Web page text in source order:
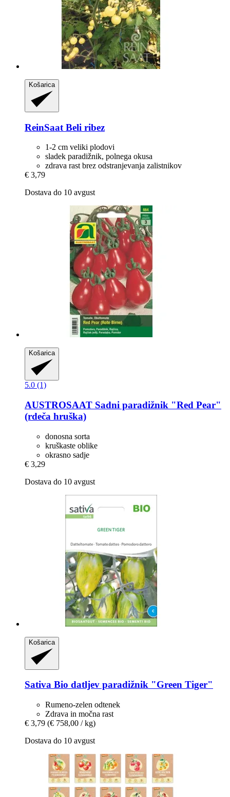
Košarica
ReinSaat Beli ribez
1-2 cm veliki plodovi
sladek paradižnik, polnega okusa
zdrava rast brez odstranjevanja zalistnikov
€ 3,79
Dostava do 10 avgust
Košarica
5.0 (1)
AUSTROSAAT Sadni paradižnik "Red Pear"
(rdeča hruška)
donosna sorta
kruškaste oblike
okrasno sadje
€ 3,29
Dostava do 10 avgust
Košarica
Sativa Bio datljev paradižnik "Green Tiger"
Rumeno-zelen odtenek
Zdrava in močna rast
€ 3,79 (€ 758,00 / kg)
Dostava do 10 avgust